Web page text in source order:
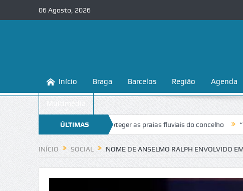
06 Agosto, 2026
Início Braga Barcelos Região Agenda
Multimédia
ÚLTIMAS
NOTÍCIAS
ensina a conhecer e proteger as praias fluviais do concelho
INÍCIO SOCIAL NOME DE ANSELMO RALPH ENVOLVIDO